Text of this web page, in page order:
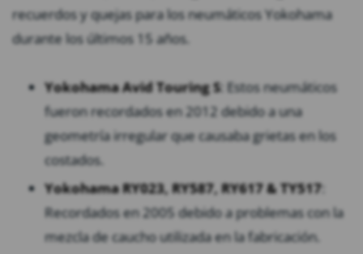
recuerdos y quejas para los neumáticos Yokohama
durante los últimos 15 años.
Yokohama Avid Touring S: Estos neumáticos
fueron recordados en 2012 debido a una
geometría irregular que causaba grietas en los
costados.
Yokohama RY023, RY587, RY617 & TY517:
Recordados en 2005 debido a problemas con la
mezcla de caucho utilizada en la fabricación.